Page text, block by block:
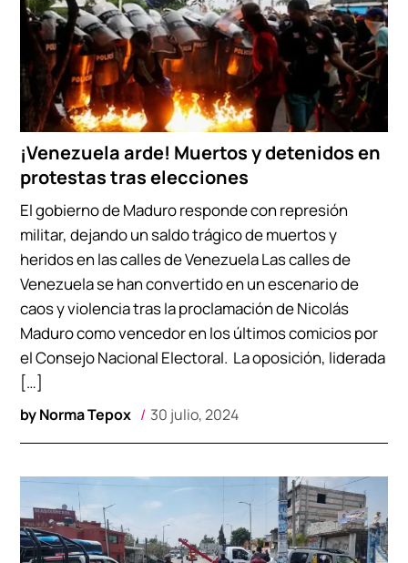
¡Venezuela arde! Muertos y detenidos en
protestas tras elecciones
byNorma Tepox 30 julio, 2024
El gobierno de Maduro responde con represión
militar, dejando un saldo trágico de muertos y
heridos en las calles de Venezuela Las calles de
Venezuela se han convertido en un escenario de
caos y violencia tras la proclamación de Nicolás
Maduro como vencedor en los últimos comicios por
el Consejo Nacional Electoral. La oposición, liderada
[…]